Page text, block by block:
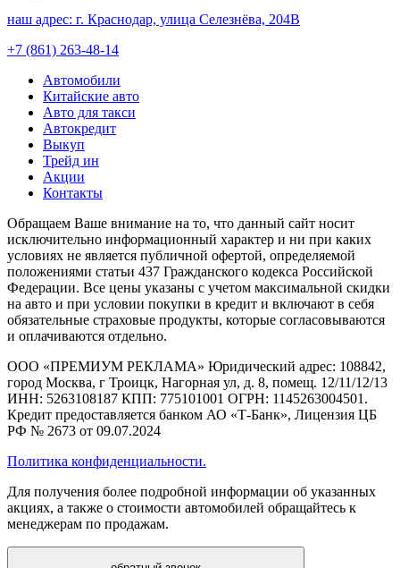
наш адрес: г. Краснодар, улица Селезнёва, 204В
+7 (861) 263-48-14
Автомобили
Китайские авто
Авто для такси
Автокредит
Выкуп
Трейд ин
Акции
Контакты
Обращаем Ваше внимание на то, что данный сайт носит
исключительно информационный характер и ни при каких
условиях не является публичной офертой, определяемой
положениями статьи 437 Гражданского кодекса Российской
Федерации. Все цены указаны с учетом максимальной скидки
на авто и при условии покупки в кредит и включают в себя
обязательные страховые продукты, которые согласовываются
и оплачиваются отдельно.
ООО «ПРЕМИУМ РЕКЛАМА» Юридический адрес: 108842,
город Москва, г Троицк, Нагорная ул, д. 8, помещ. 12/11/12/13
ИНН: 5263108187 КПП: 775101001 ОГРН: 1145263004501.
Кредит предоставляется банком АО «Т-Банк», Лицензия ЦБ
РФ № 2673 от 09.07.2024
Политика конфиденциальности.
Для получения более подробной информации об указанных
акциях, а также о стоимости автомобилей обращайтесь к
менеджерам по продажам.